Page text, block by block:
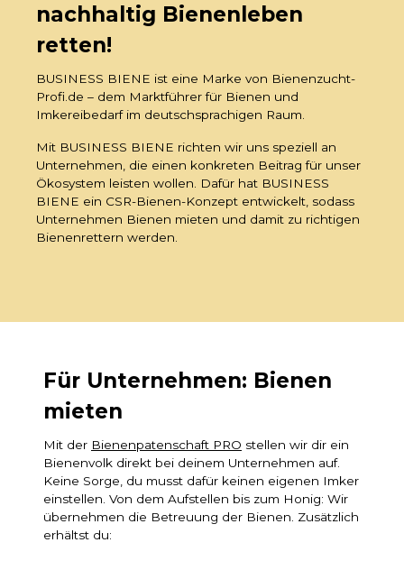
nachhaltig Bienenleben
retten!
BUSINESS BIENE ist eine Marke von Bienenzucht-
Profi.de – dem Marktführer für Bienen und
Imkereibedarf im deutschsprachigen Raum.
Mit BUSINESS BIENE richten wir uns speziell an
Unternehmen, die einen konkreten Beitrag für unser
Ökosystem leisten wollen. Dafür hat BUSINESS
BIENE ein CSR-Bienen-Konzept entwickelt, sodass
Unternehmen Bienen mieten und damit zu richtigen
Bienenrettern werden.
Für Unternehmen: Bienen
mieten
Mit der Bienenpatenschaft PRO stellen wir dir ein
Bienenvolk direkt bei deinem Unternehmen auf.
Keine Sorge, du musst dafür keinen eigenen Imker
einstellen. Von dem Aufstellen bis zum Honig: Wir
übernehmen die Betreuung der Bienen. Zusätzlich
erhältst du: